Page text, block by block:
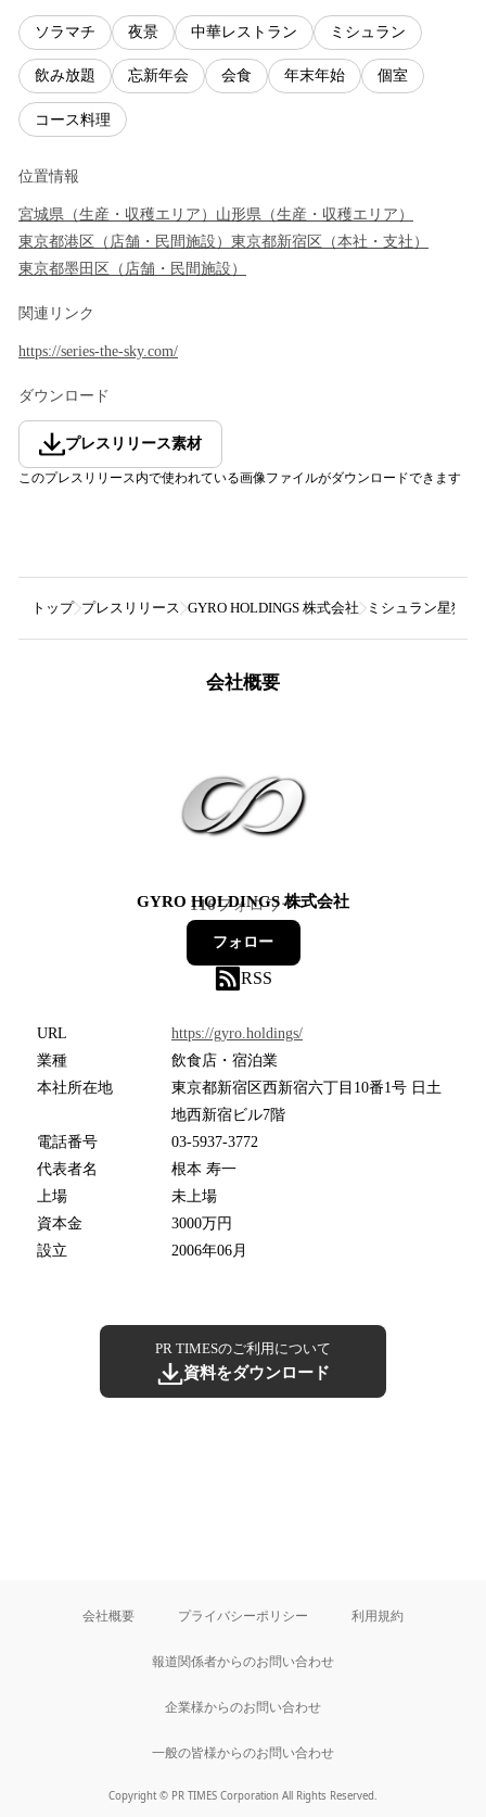
ソラマチ 夜景 中華レストラン ミシュラン
飲み放題 忘新年会 会食 年末年始 個室
コース料理
位置情報
宮城県 （生産・収穫エリア ） 山形県 （生産・収穫エリア ）
東京都港区 （ 店舗・民間施設 ） 東京都新宿区 （本社・支社 ）
東京都墨田区 （ 店舗・民間施設 ）
関連リンク
https://series-the-sky.com/
ダウンロード
プレスリリース素材
このプレスリリース内で使われている画像ファイルがダウンロードできます
トップ プレスリリース GYRO HOLDINGS 株式会社 ミシュラン星獲
会社概要
GYRO HOLDINGS 株式会社
116フォロワー
フォロー
RSS
URL
https://gyro.holdings/
業種
飲食店・宿泊業
本社所在地
東京都新宿区西新宿六丁目10番1号 日土
地西新宿ビル7階
電話番号
03-5937-3772
代表者名
根本 寿一
上場
未上場
資本金
3000万円
設立
2006年06月
PR TIMESのご利用について
資料をダウンロード
会社概要 プライバシーポリシー 利用規約
報道関係者からのお問い合わせ
企業様からのお問い合わせ
一般の皆様からのお問い合わせ
Copyright © PR TIMES Corporation All Rights Reserved.